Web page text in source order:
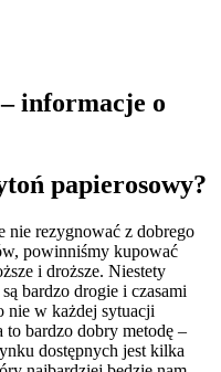
informacje o
papierosowy?
nie rezygnować z dobrego
powinniśmy kupować
i droższe. Niestety
bardzo drogie i czasami
nie w każdej sytuacji
to bardzo dobry metodę –
dostępnych jest kilka